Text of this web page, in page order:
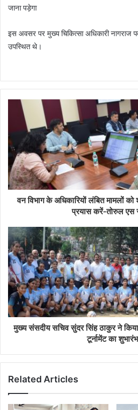
जाना पड़ेगा
इस अवसर पर मुख्य चिकित्सा अधिकारी नागराज
उपस्थित थे।
वन विभाग के अधिकारियों लंबित मामलों
प्रयास करें-तोरुल एस
मुख्य संसदीय सचिव सुंदर सिंह ठाकुर ने
टूर्नामेंट का शुभारंभ
Related Articles